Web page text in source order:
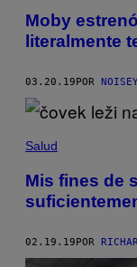
Moby
literalmente
03.20.19 POR
Salud
Mis fines de
02.19.19POR